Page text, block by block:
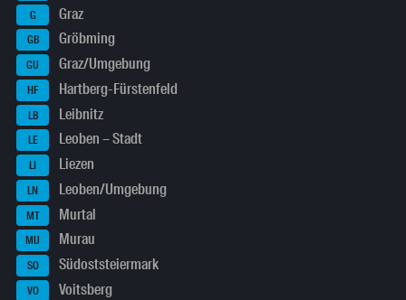
G Graz
GB Gröbming
GU Graz/Umgebung
HF Hartberg-Fürstenfeld
LB Leibnitz
LE Leoben – Stadt
LI Liezen
LN Leoben/Umgebung
MT Murtal
MU Murau
SO Südoststeiermark
VO Voitsberg